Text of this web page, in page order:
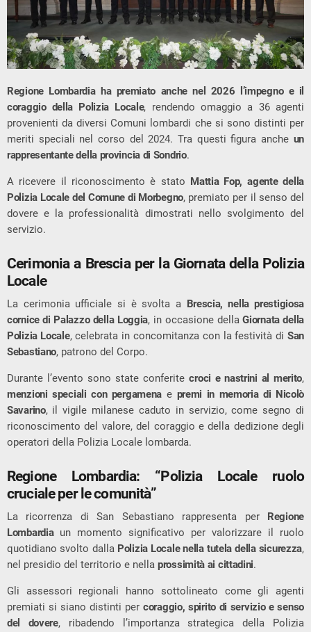
Regione Lombardia ha premiato anche nel 2026 l’impegno e il
coraggio della Polizia Locale, rendendo omaggio a 36 agenti
provenienti da diversi Comuni lombardi che si sono distinti per
meriti speciali nel corso del 2024. Tra questi figura anche un
rappresentante della provincia di Sondrio.
A ricevere il riconoscimento è stato Mattia Fop, agente della
Polizia Locale del Comune di Morbegno, premiato per il senso del
dovere e la professionalità dimostrati nello svolgimento del
servizio.
Cerimonia a Brescia per la Giornata della Polizia
Locale
La cerimonia ufficiale si è svolta a Brescia, nella prestigiosa
cornice di Palazzo della Loggia, in occasione dellaGiornata della
Polizia Locale, celebrata in concomitanza con la festività di San
Sebastiano, patrono del Corpo.
Durante l’evento sono state conferitecroci e nastrini al merito,
menzioni speciali con pergamena e premi in memoria di Nicolò
Savarino, il vigile milanese caduto in servizio, come segno di
riconoscimento del valore, del coraggio e della dedizione degli
operatori della Polizia Locale lombarda.
Regione Lombardia: “Polizia Locale ruolo
cruciale per le comunità”
La ricorrenza di San Sebastiano rappresenta per
Regione
Lombardiaun momento significativo per valorizzare il ruolo
quotidiano svolto dalla Polizia Locale nella tutela della sicurezza,
nel presidio del territorio e nella prossimità ai cittadini.
Gli assessori regionali hanno sottolineato come gli agenti
premiati si siano distinti percoraggio, spirito di servizio e senso
del dovere, ribadendo l’importanza strategica della Polizia